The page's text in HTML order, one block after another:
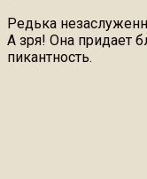
Редька
А зря! Она придает
пикантность.